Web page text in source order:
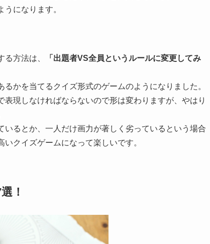
になります。
方法は、
「出題者VS全員というルールに変更してみ
るかを当てるクイズ形式のゲームのようになりました。
現しなければならないので形は変わりますが、やはり
るとか、一人だけ画力が著しく劣っているという場合
クイズゲームになって楽しいです。
！